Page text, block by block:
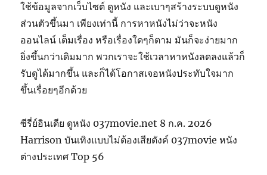
ใช้ข้อมูลจากเว็บไซต์ ดูหนัง และเบาๆสร้างระบบดูหนัง
ส่วนตัวขึ้นมา เพียงเท่านี้ การหาหนังไม่ว่าจะหนัง
ออนไลน์ เต็มเรื่อง หรือเรื่องใดๆก็ตาม มันก็จะง่ายมาก
ยิ่งขึ้นกว่าเดิมมาก พวกเราจะใช้เวลาหาหนังลดลงแล้วก็
รับดูได้มากขึ้น และก็ได้โอกาสเจอหนังประทับใจมาก
ขึ้นเรื่อยๆอีกด้วย
ซีรี่ย์อินเดีย ดูหนัง 037movie.net 8 ก.ค. 2026
Harrison บันเทิงแบบไม่ต้องเสียตังค์ 037movie หนัง
ต่างประเทศ Top 56